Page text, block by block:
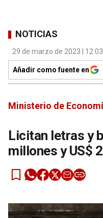
NOTICIAS
29 de marzo de 2023 |
Añadir como fuente en
Ministerio de
Licitan letras y
millones y US$